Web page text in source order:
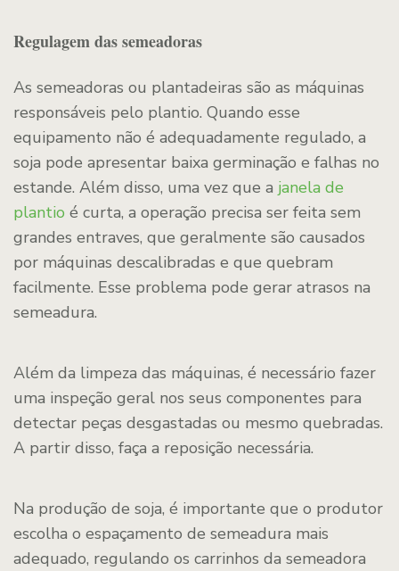
Regulagem das semeadoras
As semeadoras ou plantadeiras são as máquinas
responsáveis pelo plantio. Quando esse
equipamento não é adequadamente regulado, a
soja pode apresentar baixa germinação e falhas no
estande. Além disso, uma vez que a janela de
plantio é curta, a operação precisa ser feita sem
grandes entraves, que geralmente são causados
por máquinas descalibradas e que quebram
facilmente. Esse problema pode gerar atrasos na
semeadura.
Além da limpeza das máquinas, é necessário fazer
uma inspeção geral nos seus componentes para
detectar peças desgastadas ou mesmo quebradas.
A partir disso, faça a reposição necessária.
Na produção de soja, é importante que o produtor
escolha o espaçamento de semeadura mais
adequado, regulando os carrinhos da semeadora